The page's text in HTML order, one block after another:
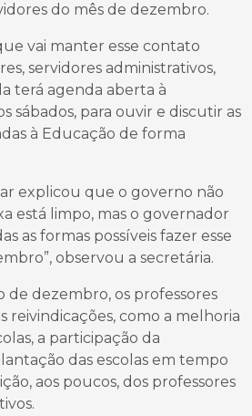
do mês de dezembro.
vai manter esse contato
servidores administrativos,
terá agenda aberta à
sábados, para ouvir e discutir as
à Educação de forma
explicou que o governo não
está limpo, mas o governador
as formas possíveis fazer esse
observou a secretária.
dezembro, os professores
reivindicações, como a melhoria
a participação da
das escolas em tempo
aos poucos, dos professores